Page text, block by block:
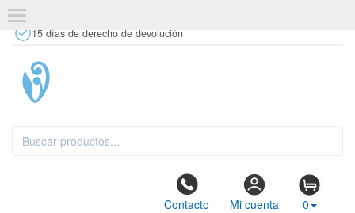
15 días de derecho de devolución
Contacto Mi cuenta 0